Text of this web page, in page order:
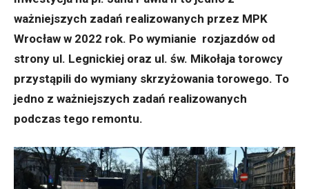
ważniejszych zadań realizowanych przez MPK
Wrocław w 2022 rok. Po wymianie rozjazdów od
strony ul. Legnickiej oraz ul. św. Mikołaja torowcy
przystąpili do wymiany skrzyżowania torowego. To
jedno z ważniejszych zadań realizowanych
podczas tego remontu.